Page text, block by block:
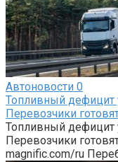
Автоновости 0
Топливный дефицит
Перевозчики
Топливный дефицит
Перевозчики
magnific.com/ru